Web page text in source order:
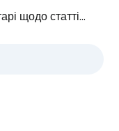
щодо статті...